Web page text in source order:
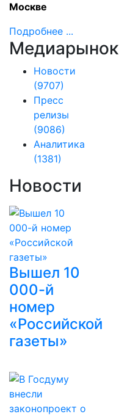
Москве
Подробнее ...
Медиарынок
Новости
(9707)
Пресс
релизы
(9086)
Аналитика
(1381)
Новости
Вышел 10
000-й
номер
«Российской
газеты»